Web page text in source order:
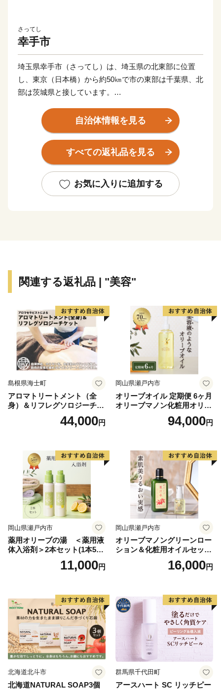
さってし
幸手市
埼玉県幸手市（さってし）は、埼玉県の北東部に位置
し、東京（日本橋）から約50㎞で市の東部は千葉県、北
部は茨城県と接しています。
【都心からほど近い場所にありながら心が和む風景が広
がります】
豊かな自然と先人たちの英知に支えられ、古くは日光街
道と御成道が合流し、さらには筑波道が分岐する宿場町
桜のトンネルで全国有数の名所となっている権現堂堤や
中川、江戸川などの水辺の風景、のどかな田園風景な
1000本のソメイヨシノの桜並木。堤の上は桜のトンネ
にかけて開かれる桜まつりの季節には、心温まる春の景
色を楽しめます。
【江戸時代は日光道中の宿場町（幸手宿）として栄えた
歴史のあるまち】
日光道の整備前から幸手は利根川水系による河川舟運と
鎌倉街道中道の人の往来で交通の要衝として栄えていま
した。江戸時代に入り、日光道か整備されると、1616
便性が格段に向上！】
平成27年3月に開通した圏央道（首都圏中央連絡自動車
道）の幸手インターチェンジ。幸手インターチェンジ東
側では、幸手中央地区産業団地が整備されています。そ
して、平成31年3月には幸手駅が橋上化され、東西自由
通路の供用開始により西口駅前広場や西口地区の住環境
整備が進められています。
【こどもがいきいきと育ち 子育てしやすいまち】
幸手市は、子育て世代にやさしい環境づくりに力を入れ
る環境づくりを重点課題ととらえ、積極的な子育て支援
を図っています。
市内の「ウェルス幸手」内に設置された「こども家庭セ
ンター窓口（ワンストップ窓口）」では、子育てに関す
る各種手続きを一括で行えるほか、妊娠から子育てまで
のさまざまな悩みを専門員に相談することができます。
また、保育所や学童保育の充実、小中学校のすべての教
室へのエアコン設置など、子育て・教育環境の整備にも
自治体情報を見る
すべての返礼品を見る
お気に入りに追加する
関連する返礼品 | "美容"
島根県海士町
アロマトリートメント（全
身）＆リフレグソロジーチケ
44,000円
岡山県瀬戸内市
オリーブオイル 定期便 6ヶ月
オリーブマノン化粧用オリー
ブオイル 200ml オリーブ オ
イル 美容 スキンケア 化粧用
94,000円
岡山県瀬戸内市
薬用オリーブの湯 ＜薬用液
体入浴剤＞2本セット(1本500
11,000円
岡山県瀬戸内市
オリーブマノングリーンロー
ション＆化粧用オイルセット
美容グッズ スキンケア 化粧
16,000円
北海道北斗市
北海道NATURAL SOAP3個
群馬県千代田町
アースハート SC リッチピー